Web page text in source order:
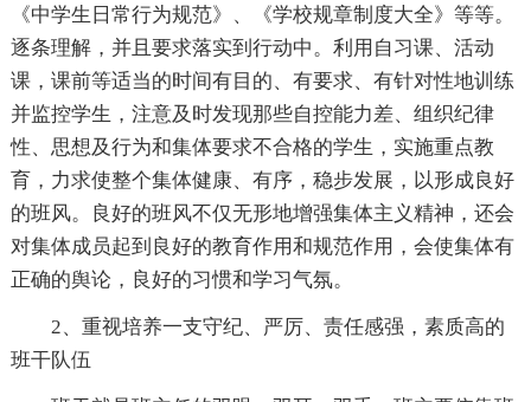
《中学生日常行为规范》、《学校规章制度大全》等等。
逐条理解，并且要求落实到行动中。利用自习课、活动
课，课前等适当的时间有目的、有要求、有针对性地训练
并监控学生，注意及时发现那些自控能力差、组织纪律
性、思想及行为和集体要求不合格的学生，实施重点教
育，力求使整个集体健康、有序，稳步发展，以形成良好
的班风。良好的班风不仅无形地增强集体主义精神，还会
对集体成员起到良好的教育作用和规范作用，会使集体有
正确的舆论，良好的习惯和学习气氛。
2、重视培养一支守纪、严厉、责任感强，素质高的
班干队伍